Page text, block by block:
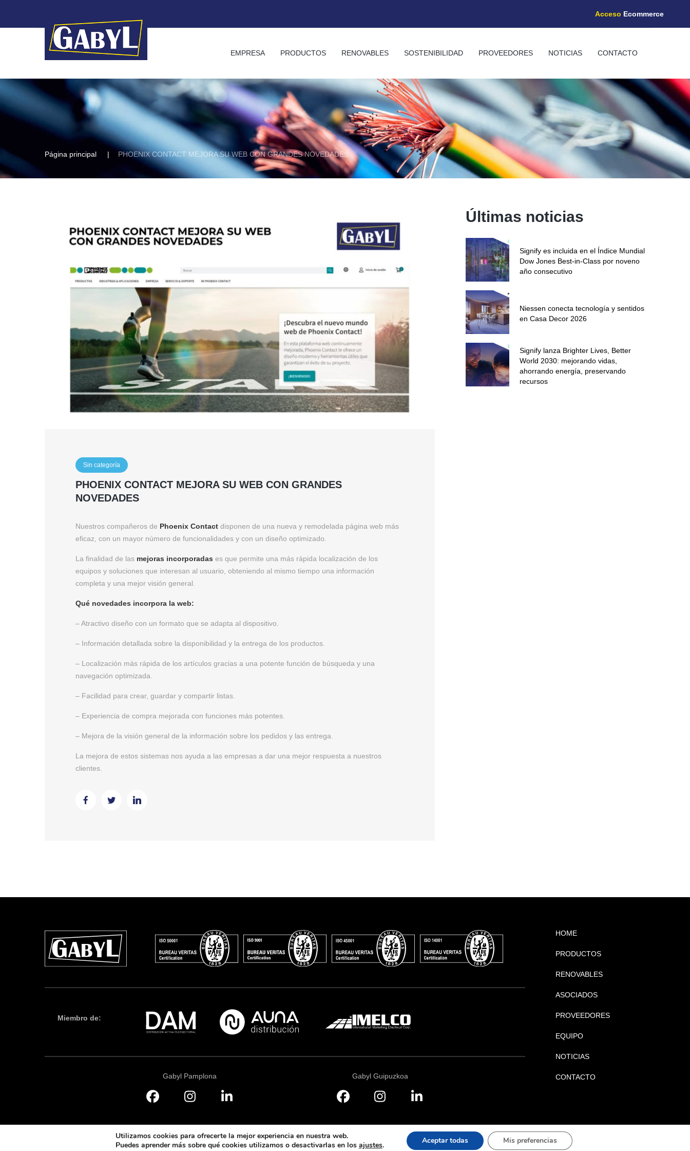
EMPRESA PRODUCTOS RENOVABLES SOSTENIBILIDAD PROVEEDORES NOTICIAS CONTACTO
Página principal PHOENIX CONTACT MEJORA SU WEB CON GRANDES NOVEDADES
Sin categoría
PHOENIX CONTACT MEJORA SU WEB CON GRANDES
NOVEDADES
Nuestros compañeros de Phoenix Contact disponen de una nueva y remodelada página web más
eficaz, con un mayor número de funcionalidades y con un diseño optimizado.
La finalidad de las mejoras incorporadas es que permite una más rápida localización de los
equipos y soluciones que interesan al usuario, obteniendo al mismo tiempo una información
completa y una mejor visión general.
Qué novedades incorpora la web:
– Atractivo diseño con un formato que se adapta al dispositivo.
– Información detallada sobre la disponibilidad y la entrega de los productos.
– Localización más rápida de los artículos gracias a una potente función de búsqueda y una
navegación optimizada.
– Facilidad para crear, guardar y compartir listas.
– Experiencia de compra mejorada con funciones más potentes.
– Mejora de la visión general de la información sobre los pedidos y las entrega.
La mejora de estos sistemas nos ayuda a las empresas a dar una mejor respuesta a nuestros
clientes.
Últimas noticias
Signify es incluida en el Índice Mundial
Dow Jones Best-in-Class por noveno
año consecutivo
Niessen conecta tecnología y sentidos
en Casa Decor 2026
Signify lanza Brighter Lives, Better
World 2030: mejorando vidas,
ahorrando energía, preservando
recursos
Miembro de:
Gabyl Pamplona Gabyl Guipuzkoa
HOME
PRODUCTOS
RENOVABLES
ASOCIADOS
PROVEEDORES
EQUIPO
NOTICIAS
CONTACTO
© Gabyl 2024. Todos los derechos reservados. Aviso legal| Política de privacidad|Política de cookies
Utilizamos cookies para ofrecerte la mejor experiencia en nuestra web.
Puedes aprender más sobre qué cookies utilizamos o desactivarlas en los ajustes. Aceptar todas Mis preferencias
Acceso Ecommerce